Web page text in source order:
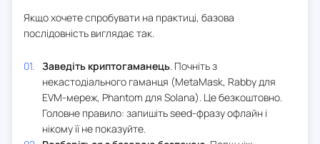
Якщо хочете спробувати на практиці, базова
послідовність виглядає так.
Заведіть криптогаманець . Почніть з
некастодіального гаманця (MetaMask, Rabby для
EVM-мереж, Phantom для Solana). Це безкоштовно.
Головне правило: запишіть seed-фразу офлайн і
нікому її не показуйте.